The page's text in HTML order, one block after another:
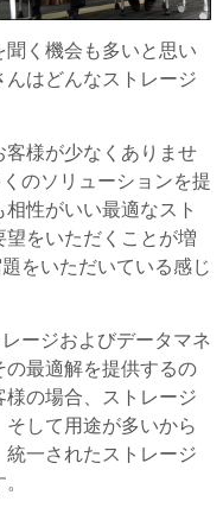
聞く機会も多いと思い
んはどんなストレージ
客様が少なくありませ
のソリューションを提
性がいい最適なスト
をいただくことが増
をいただいている感じ
ージおよびデータマネ
の最適解を提供するの
の場合、ストレージ
して用途が多いから
一されたストレージ